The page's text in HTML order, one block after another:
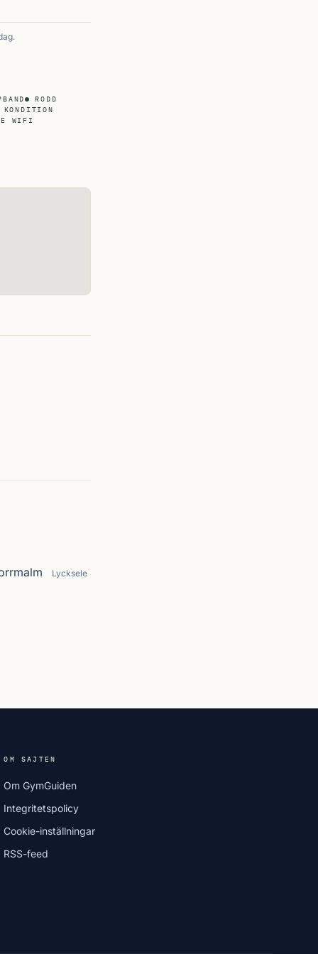
RODD
KONDITION
WIFI
Lycksele
OM SAJTEN
Om GymGuiden
Integritetspolicy
Cookie-inställningar
RSS-feed